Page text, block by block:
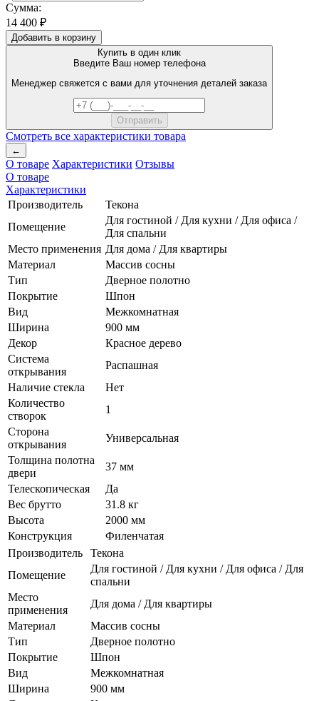
Сумма:
14 400 ₽
Добавить в корзину
Купить в один клик
Введите Ваш номер телефона
Менеджер свяжется с вами для уточнения деталей заказа
Смотреть все характеристики товара
←
О товаре Характеристики Отзывы
О товаре
Характеристики
Производитель
Текона
Помещение
Для гостиной / Для кухни / Для офиса /
Для спальни
Место применения Для дома / Для квартиры
Материал
Массив сосны
Тип
Дверное полотно
Покрытие
Шпон
Вид
Межкомнатная
Ширина
900 мм
Декор
Красное дерево
Система
открывания
Распашная
Наличие стекла
Нет
Количество
створок
1
Сторона
открывания
Универсальная
Толщина полотна
двери
37 мм
Телескопическая
Да
Вес брутто
31.8 кг
Высота
2000 мм
Конструкция
Филенчатая
Производитель
Текона
Помещение
Для гостиной / Для кухни / Для офиса / Для
спальни
Место
применения
Для дома / Для квартиры
Материал
Массив сосны
Тип
Дверное полотно
Покрытие
Шпон
Вид
Межкомнатная
Ширина
900 мм